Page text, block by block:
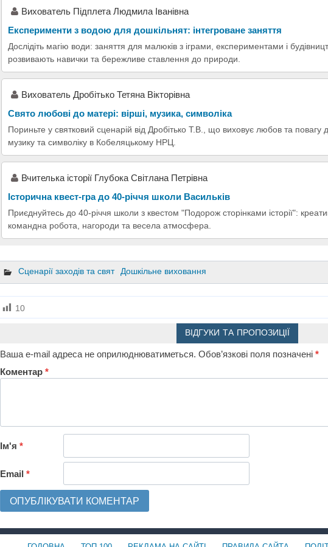
Вихователь Підплета Людмила Іванівна
Експерименти з водою для дошкільнят: інтегроване заняття
Дослідіть магію води: заняття для малюків з іграми, експериментами і
розвивають навички та бережливе ставлення до природи.
Вихователь Дробітько Тетяна Вікторівна
Свято любові до матері: вірші, музика, символіка
Пориньте у святковий сценарій від Дробітько Т.В., що виховує любов та повагу
музику та символіку в Кобеляцькому НРЦ.
Вчителька історії Глубока Світлана Петрівна
Історична квест-гра до 40-річчя школи Васильків
Приєднуйтесь до 40-річчя школи з квестом "Подорож сторінками історії":
командна робота, нагороди та весела атмосфера.
Сценарії заходів та свят Дошкільне виховання
10
ВІДГУКИ ТА ПРОПОЗИЦІЇ
Ваша e-mail адреса не оприлюднюватиметься. Обов’язкові поля позначені *
Коментар *
Ім'я *
Email *